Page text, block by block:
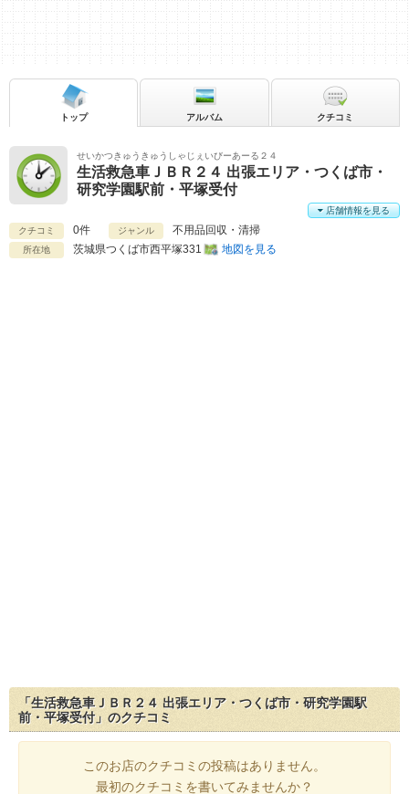
せいかつきゅうきゅうしゃじぇいびーあーる２４
生活救急車ＪＢＲ２４ 出張エリア・つくば市・
研究学園駅前・平塚受付
クチコミ 0件 ジャンル 不用品回収・清掃
所在地 茨城県つくば市西平塚331 地図を見る
店舗情報を見る
トップ アルバム クチコミ
「生活救急車ＪＢＲ２４ 出張エリア・つくば市・研究学園駅
前・平塚受付」のクチコミ
このお店のクチコミの投稿はありません。
最初のクチコミを書いてみませんか？